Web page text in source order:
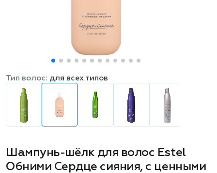
Шампунь-шёлк для волос Estel
Обними Сердце сияния, с ценными
Тип волос: для всех типов